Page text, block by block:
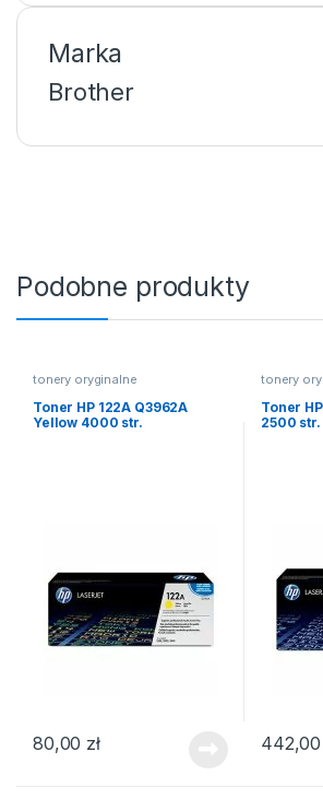
Marka
Brother
Podobne produkty
tonery oryginalne
Toner HP 122A Q3962A
Yellow 4000 str.
80,00 zł
tonery
Toner
2500 str.
442,00